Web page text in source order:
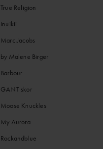
True Religion
Inuikii
Marc Jacobs
by Malene Birger
Barbour
GANT skor
Moose Knuckles
My Aurora
Rockandblue